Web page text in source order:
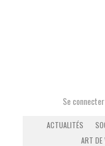
Se connecter
ACTUALITÉS
ART DE